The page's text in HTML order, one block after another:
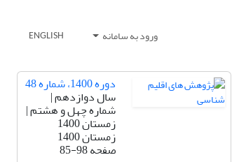
ورود به سامانه ENGLISH
دوره 1400، شماره 48
سال دوازدهم |
شماره چهل و هشتم |
زمستان 1400
زمستان 1400
صفحه85-98